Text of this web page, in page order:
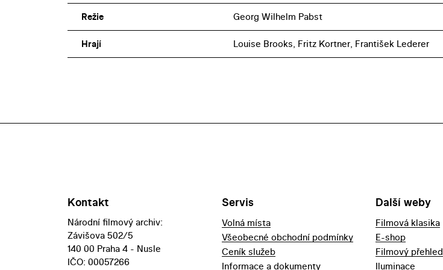
Režie Georg Wilhelm Pabst
Hrají Louise Brooks, Fritz Kortner, František Lederer
Kontakt
Národní filmový archiv:
Závišova 502/5
140 00 Praha 4 - Nusle
IČO: 00057266
Servis
Volná místa
Všeobecné obchodní podmínky
Ceník služeb
Informace a dokumenty
Další weby
Filmová klasika
E-shop
Filmový přehled
Iluminace